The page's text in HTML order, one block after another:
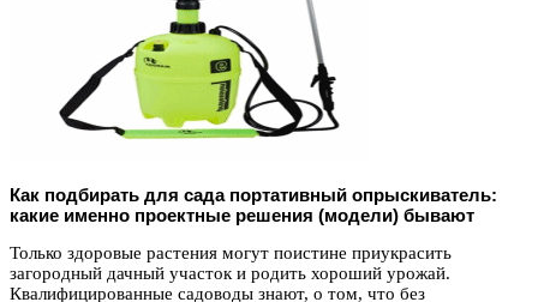
Как подбирать для сада портативный опрыскиватель:
какие именно проектные решения (модели) бывают
Только здоровые растения могут поистине приукрасить
загородный дачный участок и родить хороший урожай.
Квалифицированные садоводы знают, о том, что без